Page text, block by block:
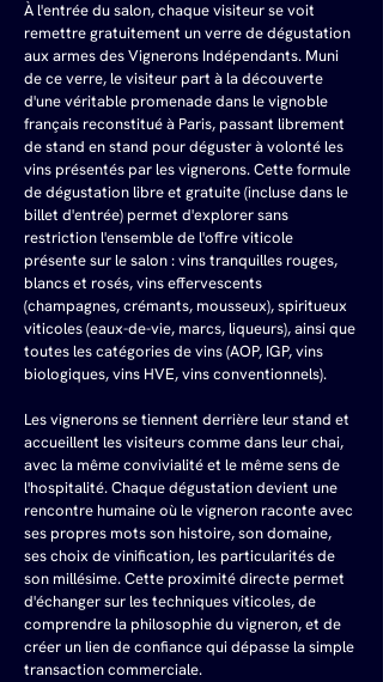
À l'entrée du salon, chaque visiteur se voit
remettre gratuitement un verre de dégustation
aux armes des Vignerons Indépendants. Muni
de ce verre, le visiteur part à la découverte
d'une véritable promenade dans le vignoble
français reconstitué à Paris, passant librement
de stand en stand pour déguster à volonté les
vins présentés par les vignerons. Cette formule
de dégustation libre et gratuite (incluse dans le
billet d'entrée) permet d'explorer sans
restriction l'ensemble de l'offre viticole
présente sur le salon : vins tranquilles rouges,
blancs et rosés, vins effervescents
(champagnes, crémants, mousseux), spiritueux
viticoles (eaux-de-vie, marcs, liqueurs), ainsi que
toutes les catégories de vins (AOP, IGP, vins
biologiques, vins HVE, vins conventionnels).
Les vignerons se tiennent derrière leur stand et
accueillent les visiteurs comme dans leur chai,
avec la même convivialité et le même sens de
l'hospitalité. Chaque dégustation devient une
rencontre humaine où le vigneron raconte avec
ses propres mots son histoire, son domaine,
ses choix de vinification, les particularités de
son millésime. Cette proximité directe permet
d'échanger sur les techniques viticoles, de
comprendre la philosophie du vigneron, et de
créer un lien de confiance qui dépasse la simple
transaction commerciale.